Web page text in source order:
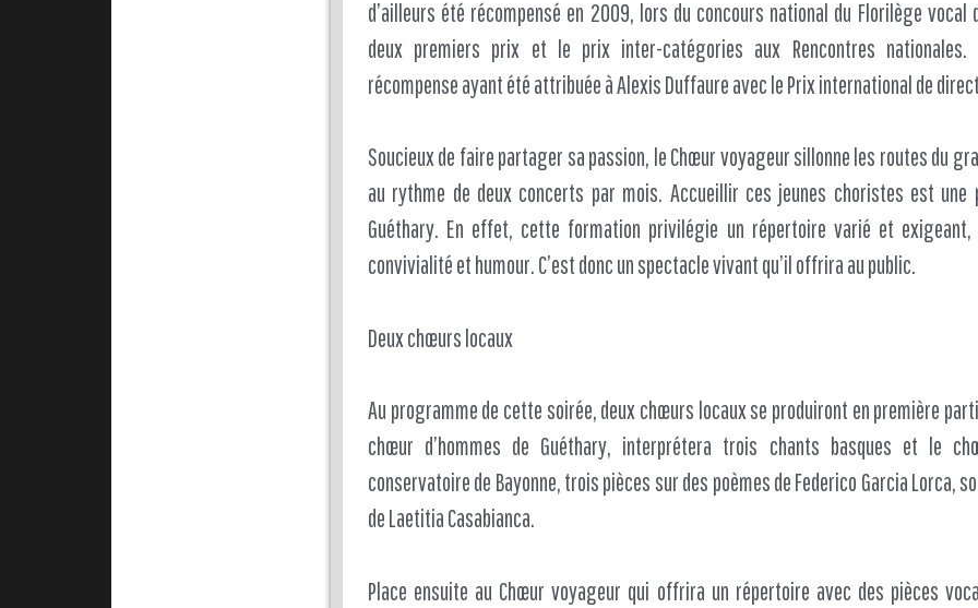
d’ailleurs été récompensé en 2009, lors du concours national du Florilège vocal
deux premiers prix et le prix inter-catégories aux Rencontres nationales.
récompense ayant été attribuée à Alexis Duffaure avec le Prix international de
Soucieux de faire partager sa passion, le Chœur voyageur sillonne les routes du
au rythme de deux concerts par mois. Accueillir ces jeunes choristes est une
Guéthary. En effet, cette formation privilégie un répertoire varié et
convivialité et humour. C’est donc un spectacle vivant qu’il offrira au public.
Deux chœurs locaux
Au programme de cette soirée, deux chœurs locaux se produiront en première
chœur d’hommes de Guéthary, interprétera trois chants basques et le
conservatoire de Bayonne, trois pièces sur des poèmes de Federico Garcia Lorca,
de Laetitia Casabianca.
Place ensuite au Chœur voyageur qui offrira un répertoire avec des pièces